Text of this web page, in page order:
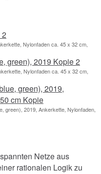
Nylonfaden ca. 45 x 32 cm,
Nylonfaden ca. 45 x 32 cm,
green), 2019, Ankerkette, Nylonfaden,
Netze aus
rationalen Logik zu